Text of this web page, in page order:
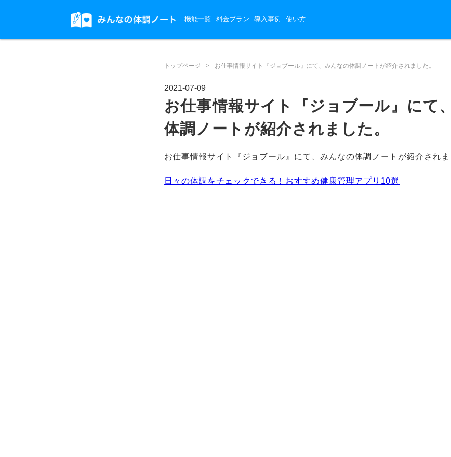
機能一覧 料金プラン 導入事例 使い方
トップページ > お仕事情報サイト『ジョブール』にて、みんなの体調ノートが紹介されました。
2021-07-09
お仕事情報サイト『ジョブール』にて
体調ノートが紹介されました。
お仕事情報サイト『ジョブール』にて、みんなの体調ノートが紹介されま
日々の体調をチェックできる！おすすめ健康管理アプリ10選